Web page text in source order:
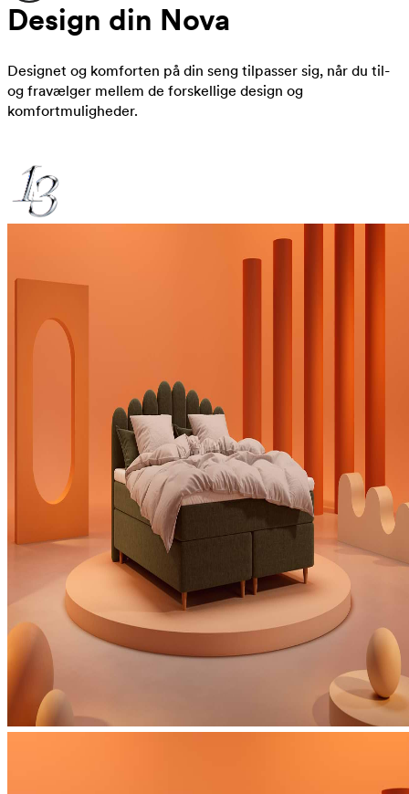
Design din Nova
Designet og komforten på din seng tilpasser sig, når du til-
og fravælger mellem de forskellige design og
komfortmuligheder.